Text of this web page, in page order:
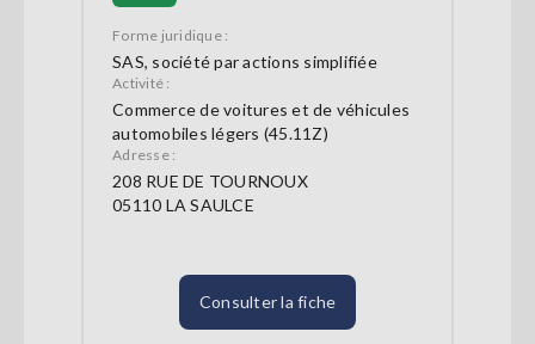
Forme juridique :
SAS, société par actions simplifiée
Activité :
Commerce de voitures et de véhicules
automobiles légers (45.11Z)
Adresse :
208 RUE DE TOURNOUX
05110 LA SAULCE
Consulter la fiche